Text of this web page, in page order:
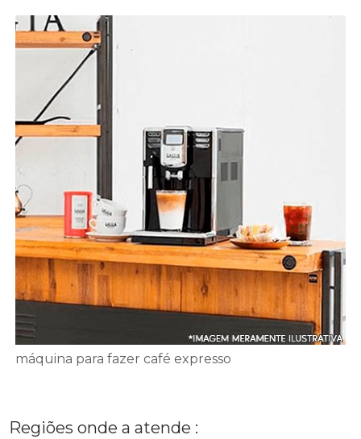
máquina para fazer café expresso
Regiões onde a atende :